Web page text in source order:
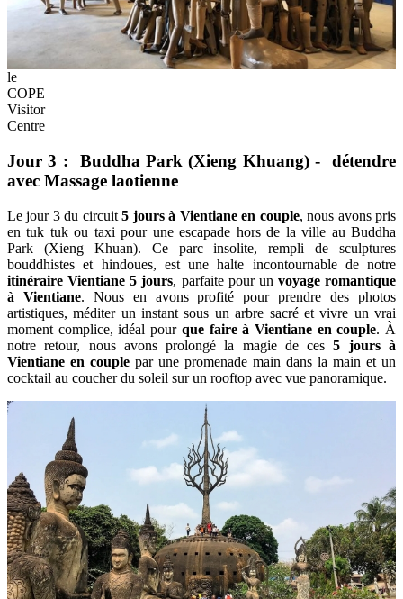
le
COPE
Visitor
Centre
Jour 3 : Buddha Park (Xieng Khuang) - détendre
avec Massage laotienne
Le jour 3 du circuit5 jours à Vientiane en couple, nous avons pris
en tuk tuk ou taxi pour une escapade hors de la ville au Buddha
Park (Xieng Khuan). Ce parc insolite, rempli de sculptures
bouddhistes et hindoues, est une halte incontournable de notre
itinéraire Vientiane 5 jours, parfaite pour un voyage romantique
à Vientiane. Nous en avons profité pour prendre des photos
artistiques, méditer un instant sous un arbre sacré et vivre un vrai
moment complice, idéal pour que faire à Vientiane en couple. À
notre retour, nous avons prolongé la magie de ces5 jours à
Vientiane en couple par une promenade main dans la main et un
cocktail au coucher du soleil sur un rooftop avec vue panoramique.